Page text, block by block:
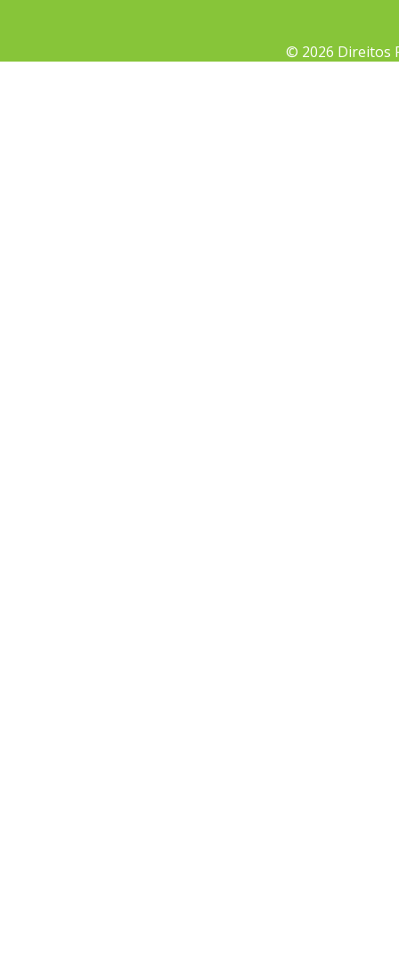
© 2026 Direitos